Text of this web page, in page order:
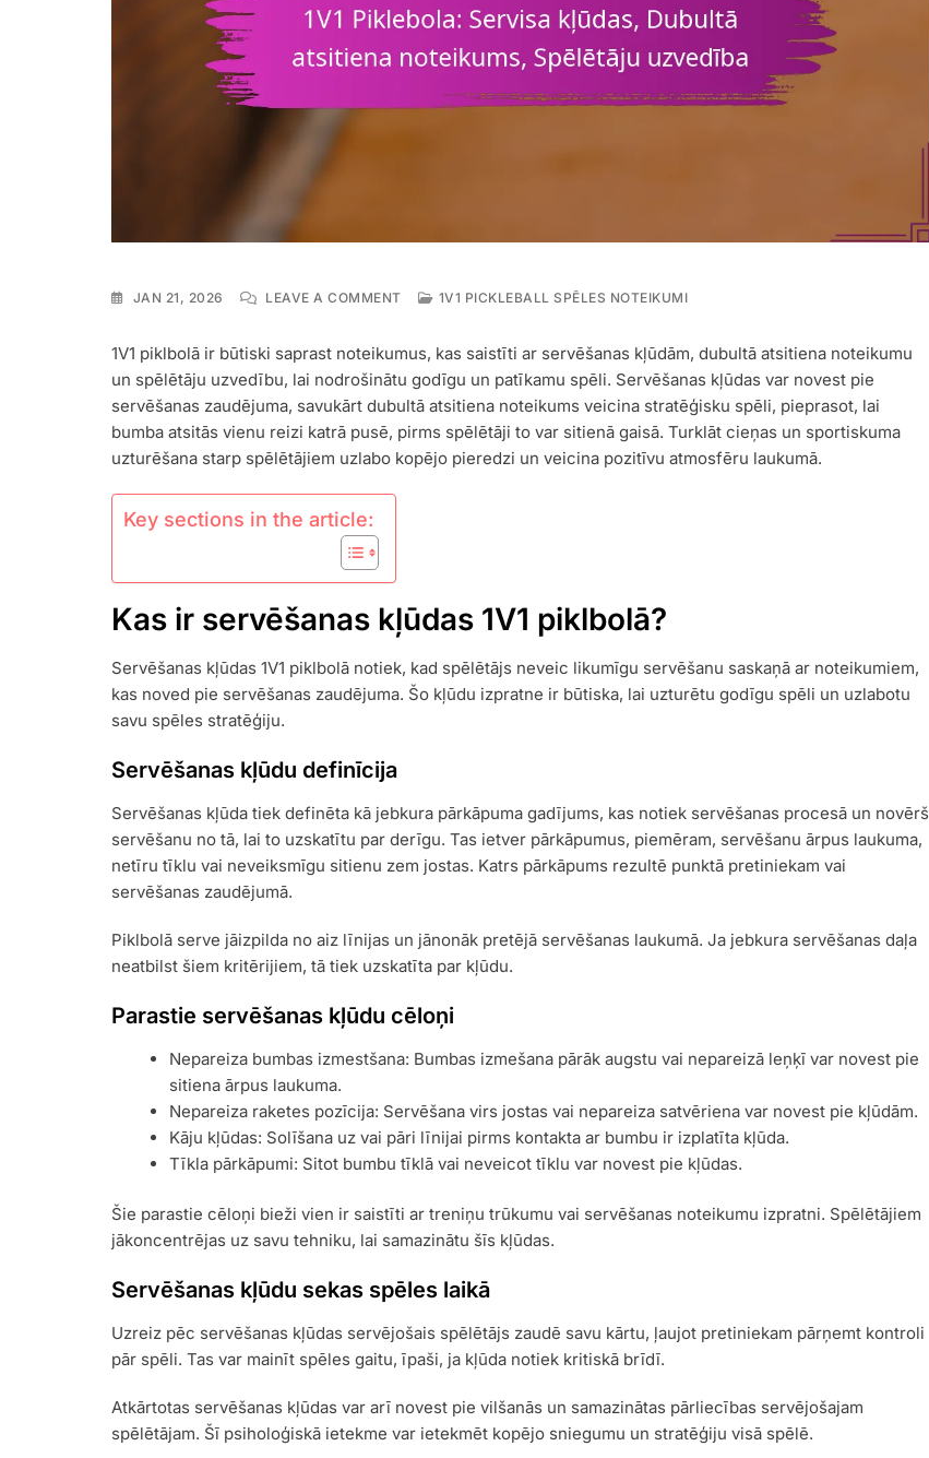
JAN 21, 2026 LEAVE A COMMENTON
SERVISA
KĻŪDAS,
DUBULTĀ
NOTEIKUMS,
SPĒLĒTĀJU
1V1 PICKLEBALL SPĒLES NOTEIKUMI
1V1 piklbolā ir būtiski saprast noteikumus, kas saistīti ar servēšanas kļūdām, dubultā atsitiena noteikumu
un spēlētāju uzvedību, lai nodrošinātu godīgu un patīkamu spēli. Servēšanas kļūdas var novest pie
servēšanas zaudējuma, savukārt dubultā atsitiena noteikums veicina stratēģisku spēli, pieprasot, lai
bumba atsitās vienu reizi katrā pusē, pirms spēlētāji to var sitienā gaisā. Turklāt cieņas un sportiskuma
uzturēšana starp spēlētājiem uzlabo kopējo pieredzi un veicina pozitīvu atmosfēru laukumā.
Key sections in the article:
Kas ir servēšanas kļūdas 1V1 piklbolā?
Servēšanas kļūdas 1V1 piklbolā notiek, kad spēlētājs neveic likumīgu servēšanu saskaņā ar noteikumiem,
kas noved pie servēšanas zaudējuma. Šo kļūdu izpratne ir būtiska, lai uzturētu godīgu spēli un uzlabotu
savu spēles stratēģiju.
Servēšanas kļūdu definīcija
Servēšanas kļūda tiek definēta kā jebkura pārkāpuma gadījums, kas notiek servēšanas procesā un novērš
servēšanu no tā, lai to uzskatītu par derīgu. Tas ietver pārkāpumus, piemēram, servēšanu ārpus laukuma,
netīru tīklu vai neveiksmīgu sitienu zem jostas. Katrs pārkāpums rezultē punktā pretiniekam vai
servēšanas zaudējumā.
Piklbolā serve jāizpilda no aiz līnijas un jānonāk pretējā servēšanas laukumā. Ja jebkura servēšanas daļa
neatbilst šiem kritērijiem, tā tiek uzskatīta par kļūdu.
Parastie servēšanas kļūdu cēloņi
Nepareiza bumbas izmestšana: Bumbas izmešana pārāk augstu vai nepareizā leņķī var novest pie
sitiena ārpus laukuma.
Nepareiza raketes pozīcija: Servēšana virs jostas vai nepareiza satvēriena var novest pie kļūdām.
Kāju kļūdas: Solīšana uz vai pāri līnijai pirms kontakta ar bumbu ir izplatīta kļūda.
Tīkla pārkāpumi: Sitot bumbu tīklā vai neveicot tīklu var novest pie kļūdas.
Šie parastie cēloņi bieži vien ir saistīti ar treniņu trūkumu vai servēšanas noteikumu izpratni. Spēlētājiem
jākoncentrējas uz savu tehniku, lai samazinātu šīs kļūdas.
Servēšanas kļūdu sekas spēles laikā
Uzreiz pēc servēšanas kļūdas servējošais spēlētājs zaudē savu kārtu, ļaujot pretiniekam pārņemt kontroli
pār spēli. Tas var mainīt spēles gaitu, īpaši, ja kļūda notiek kritiskā brīdī.
Atkārtotas servēšanas kļūdas var arī novest pie vilšanās un samazinātas pārliecības servējošajam
spēlētājam. Šī psiholoģiskā ietekme var ietekmēt kopējo sniegumu un stratēģiju visā spēlē.